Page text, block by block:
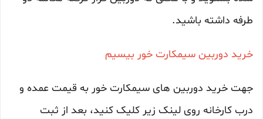
طرفه داشته باشید.
خرید دوربین سیمکارت خور بیسیم
جهت خرید دوربین های سیمکارت خور به قیمت عمده و
درب کارخانه روی لینک زیر کلیک کنید، بعد از ثبت